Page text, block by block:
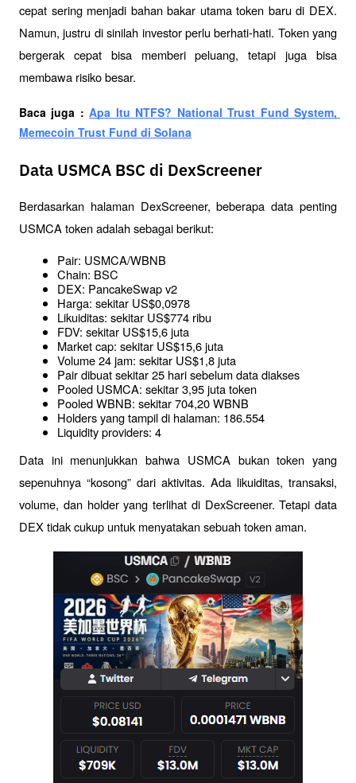
cepat sering menjadi bahan bakar utama token baru di DEX.
Namun, justru di sinilah investor perlu berhati-hati. Token yang
bergerak cepat bisa memberi peluang, tetapi juga bisa
membawa risiko besar.
Baca juga : Apa Itu NTFS? National Trust Fund System,
Memecoin Trust Fund di Solana
Data USMCA BSC di DexScreener
Berdasarkan halaman DexScreener, beberapa data penting
USMCA token adalah sebagai berikut:
Pair: USMCA/WBNB
Chain: BSC
DEX: PancakeSwap v2
Harga: sekitar US$0,0978
Likuiditas: sekitar US$774 ribu
FDV: sekitar US$15,6 juta
Market cap: sekitar US$15,6 juta
Volume 24 jam: sekitar US$1,8 juta
Pair dibuat sekitar 25 hari sebelum data diakses
Pooled USMCA: sekitar 3,95 juta token
Pooled WBNB: sekitar 704,20 WBNB
Holders yang tampil di halaman: 186.554
Liquidity providers: 4
Data ini menunjukkan bahwa USMCA bukan token yang
sepenuhnya “kosong” dari aktivitas. Ada likuiditas, transaksi,
volume, dan holder yang terlihat di DexScreener. Tetapi data
DEX tidak cukup untuk menyatakan sebuah token aman.